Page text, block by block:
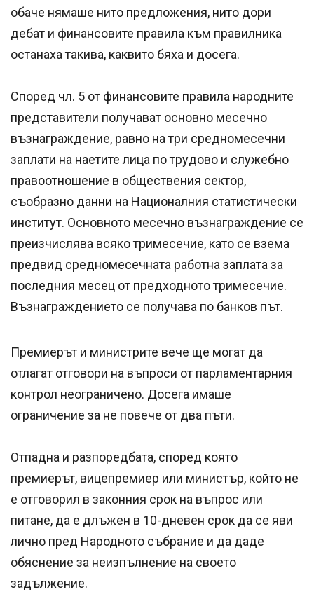
обаче нямаше нито предложения, нито дори
дебат и финансовите правила към правилника
останаха такива, каквито бяха и досега.
Според чл. 5 от финансовите правила народните
представители получават основно месечно
възнаграждение, равно на три средномесечни
заплати на наетите лица по трудово и служебно
правоотношение в обществения сектор,
съобразно данни на Националния статистически
институт. Основното месечно възнаграждение се
преизчислява всяко тримесечие, като се взема
предвид средномесечната работна заплата за
последния месец от предходното тримесечие.
Възнаграждението се получава по банков път.
Премиерът и министрите вече ще могат да
отлагат отговори на въпроси от парламентарния
контрол неограничено. Досега имаше
ограничение за не повече от два пъти.
Отпадна и разпоредбата, според която
премиерът, вицепремиер или министър, който не
е отговорил в законния срок на въпрос или
питане, да е длъжен в 10-дневен срок да се яви
лично пред Народното събрание и да даде
обяснение за неизпълнение на своето
задължение.